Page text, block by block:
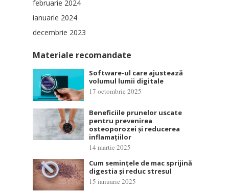
februarie 2024
ianuarie 2024
decembrie 2023
Materiale recomandate
Software-ul care ajustează
volumul lumii digitale
17 octombrie 2025
Beneficiile prunelor uscate
pentru prevenirea
osteoporozei și reducerea
inflamațiilor
14 martie 2025
Cum semințele de mac sprijină
digestia și reduc stresul
15 ianuarie 2025